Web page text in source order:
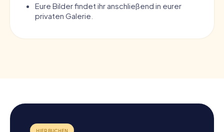
Eure Bilder findet ihr anschließend in eurer
privaten Galerie.